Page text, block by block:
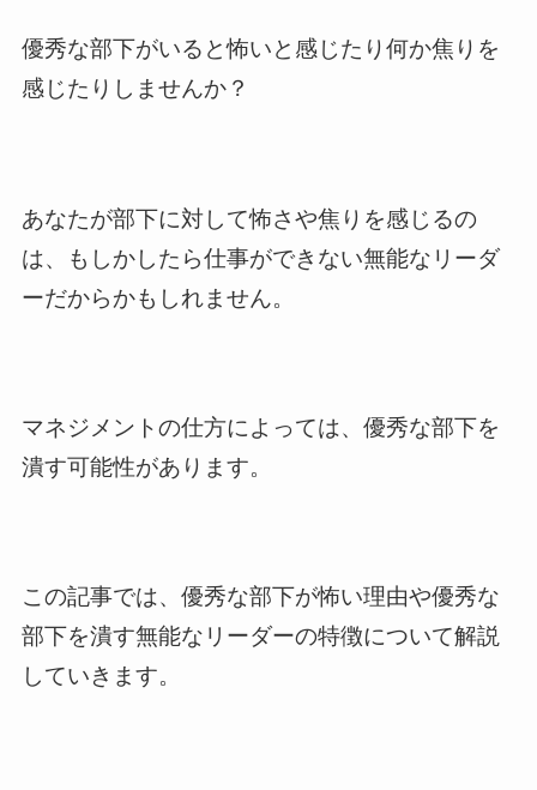
優秀な部下がいると怖いと感じたり何か焦りを
感じたりしませんか？
あなたが部下に対して怖さや焦りを感じるの
は、もしかしたら仕事ができない無能なリーダ
ーだからかもしれません。
マネジメントの仕方によっては、優秀な部下を
潰す可能性があります。
この記事では、優秀な部下が怖い理由や優秀な
部下を潰す無能なリーダーの特徴について解説
していきます。